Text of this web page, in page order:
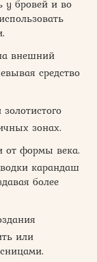
у бровей и во
внешний
средство
зонах.
от формы века.
карандаш
более
или